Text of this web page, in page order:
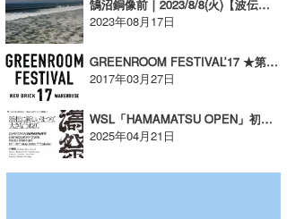
鵠沼銅像前｜2023/8/8(火)【波伝説ドローンパイロット】たっちーの空撮
2023年08月17日
GREENROOM FESTIVAL’17 ★第5弾 アーティスト発表★
2017年03月27日
WSL「HAMAMATSU OPEN」初開催決定 !
2025年04月21日
Soulman
VAGY
waka☆=
YUKI☆
たっちー